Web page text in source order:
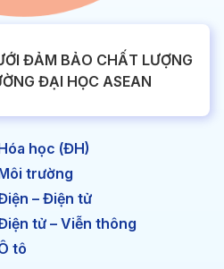
ĐẢM BẢO CHẤT LƯỢNG
ĐẠI HỌC ASEAN
học (ĐH)
trường
– Điện tử
tử – Viễn thông
tô